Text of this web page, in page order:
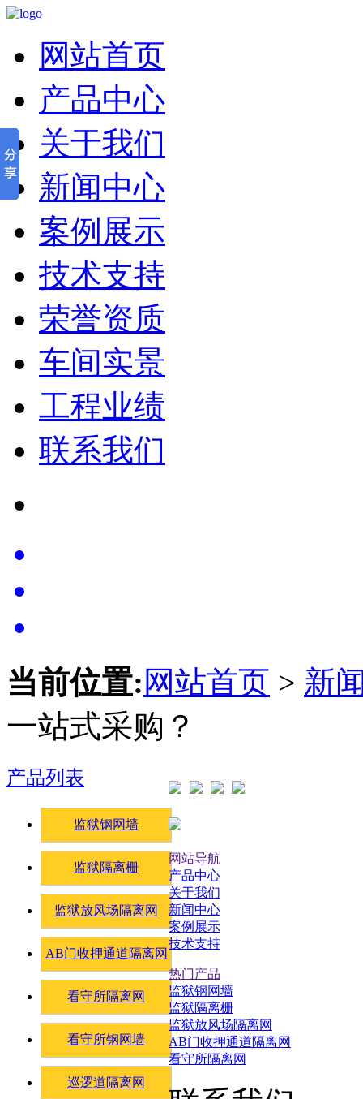
网站首页
产品中心
关于我们
新闻中心
案例展示
技术支持
荣誉资质
车间实景
工程业绩
联系我们
当前位置: 网站首页 > 新
一站式采购？
产品列表
监狱钢网墙
监狱隔离栅
监狱放风场隔离网
AB门收押通道隔离网
看守所隔离网
看守所钢网墙
巡逻道隔离网
网站导航
产品中心
关于我们
新闻中心
案例展示
技术支持
热门产品
监狱钢网墙
监狱隔离栅
监狱放风场隔离网
AB门收押通道隔离网
看守所隔离网